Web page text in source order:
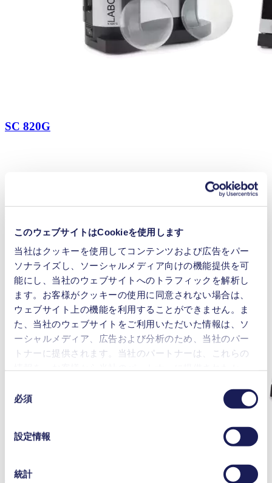
このウェブサイトはCookieを使用します
当社はクッキーを使用してコンテンツおよび広告をパー
ソナライズし、ソーシャルメディア向けの機能提供を可
能にし、当社のウェブサイトへのトラフィックを解析し
ます。お客様がクッキーの使用に同意されない場合は、
ウェブサイト上の機能を利用することができません。ま
た、当社のウェブサイトをご利用いただいた情報は、ソ
ーシャルメディア、広告および分析のため、当社のパー
トナーに提供されます。当社のパートナーは、これらの
データと組み合わせる場合があります。お客様の同意登
録は、ウェブサイトの末尾に記載されている「Cookies」
をクリックし、チェックマークを外していただけば、い
つでも取り消すことができます。
保存期間の詳細については、当社の[プライバシーポリシ
必須
設定情報
統計
SC 820G
SC 840G